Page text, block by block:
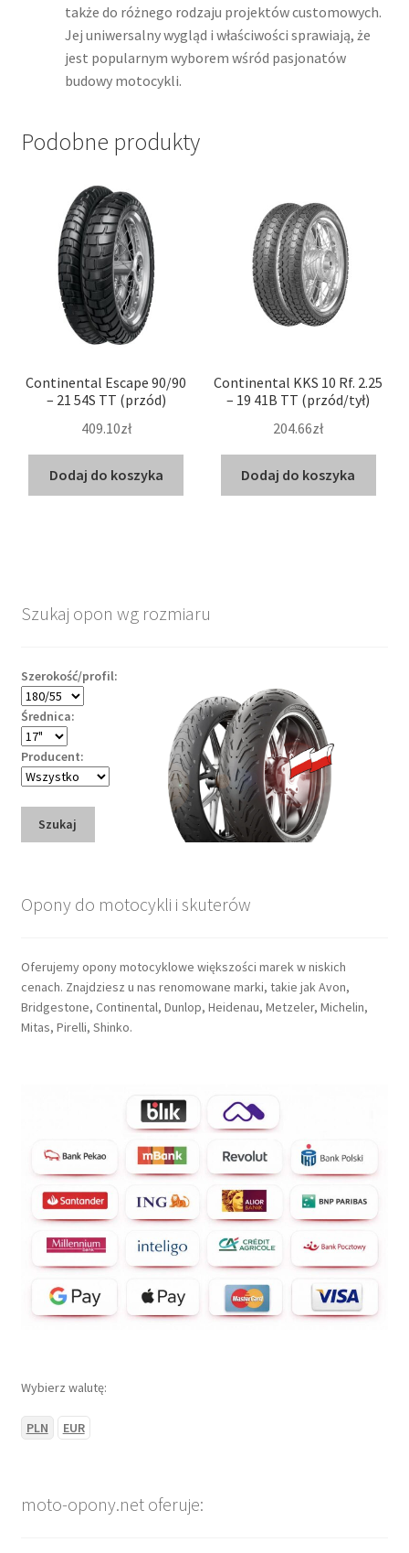
także do różnego rodzaju projektów customowych.
Jej uniwersalny wygląd i właściwości sprawiają, że
jest popularnym wyborem wśród pasjonatów
budowy motocykli.
Podobne produkty
Continental Escape 90/90
– 21 54S TT (przód)
409.10zł
Dodaj do koszyka
Continental KKS 10 Rf. 2.25
– 19 41B TT (przód/tył)
204.66zł
Dodaj do koszyka
Szukaj opon wg rozmiaru
Szerokość/profil:
Średnica:
Producent:
Szukaj
Opony do motocykli i skuterów
Oferujemy opony motocyklowe większości marek w niskich
cenach. Znajdziesz u nas renomowane marki, takie jak Avon,
Bridgestone, Continental, Dunlop, Heidenau, Metzeler, Michelin,
Mitas, Pirelli, Shinko.
Wybierz walutę:
PLN EUR
moto-opony.net oferuje: